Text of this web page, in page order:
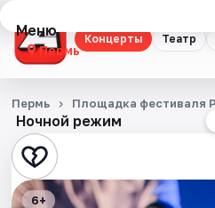
Концерты Театр
Меню
Пермь
Концерты
Театр
Стендап
Ночной режим
Пермь Площадка фестиваля
6+